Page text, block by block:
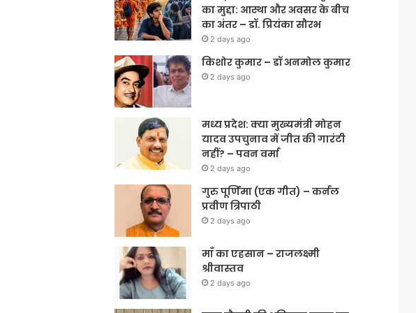
का मुद्दा: आस्था और अवसर के बीच
का अंतर – डॉ. प्रियंका सौरभ
2 days ago
किशोर कुमार – डॉ अनमोल कुमार
2 days ago
मध्य प्रदेश: क्या मुख्यमंत्री मोहन
यादव उपचुनाव में जीत की गारंटी
नहीं? – पवन वर्मा
2 days ago
गुरु पूर्णिमा (एक गीत) – कर्नल
प्रवीण त्रिपाठी
2 days ago
माँ का एहसान – राजलक्ष्मी
श्रीवास्तव
2 days ago